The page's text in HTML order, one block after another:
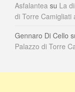
Asfalantea su La
di Torre Camigliati
Gennaro Di Cello
Palazzo di Torre